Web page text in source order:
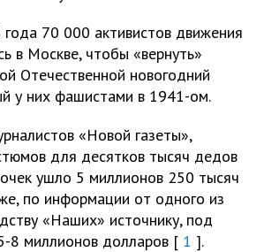
70 000 активистов движения
в Москве, чтобы «вернуть»
Отечественной новогодний
у них фашистами в 1941-ом.
«Новой газеты»,
для десятков тысяч дедов
ушло 5 миллионов 250 тысяч
по информации от одного из
«Наших» источнику, под
8 миллионов долларов [ 1 ].